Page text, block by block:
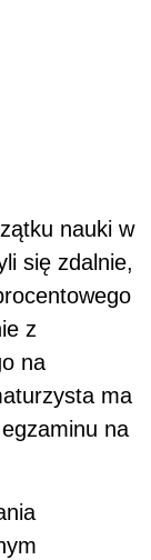
nauki w
się zdalnie,
z
na
ma
na